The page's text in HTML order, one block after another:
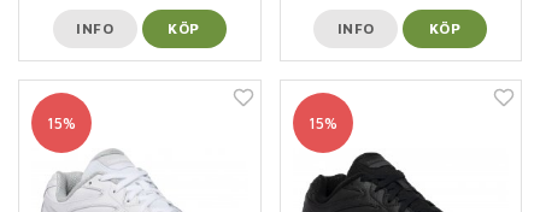
INFO KÖP INFO KÖP
15% 15%